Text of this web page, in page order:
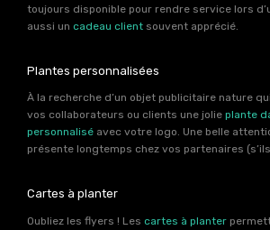
toujours disponible pour rendre service lors
aussi un cadeau client souvent apprécié.
Plantes personnalisées
À la recherche d’un objet publicitaire nature
vos collaborateurs ou clients une jolie plante
personnalisé avec votre logo. Une belle
présente longtemps chez vos partenaires
Cartes à planter
Oubliez les flyers ! Les cartes à planter